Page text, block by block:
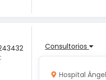
Consultorios
Hospital